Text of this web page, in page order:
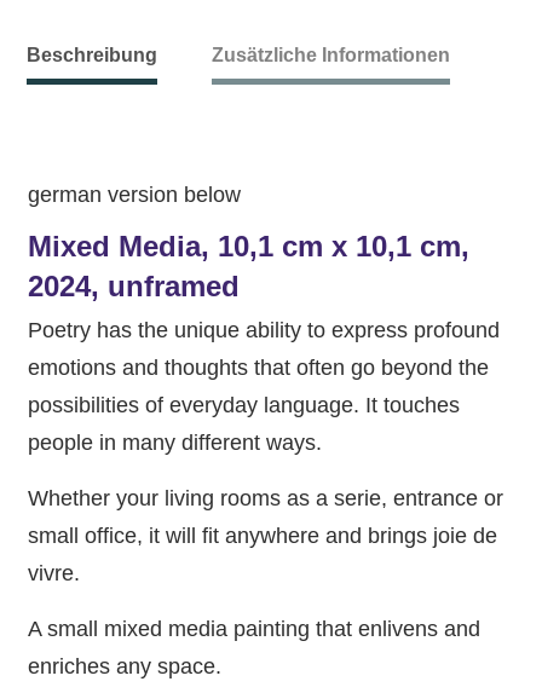
Beschreibung Zusätzliche Informationen
german version below
Mixed Media, 10,1 cm x 10,1 cm,
2024, unframed
Poetry has the unique ability to express profound
emotions and thoughts that often go beyond the
possibilities of everyday language. It touches
people in many different ways.
Whether your living rooms as a serie, entrance or
small office, it will fit anywhere and brings joie de
vivre.
A small mixed media painting that enlivens and
enriches any space.